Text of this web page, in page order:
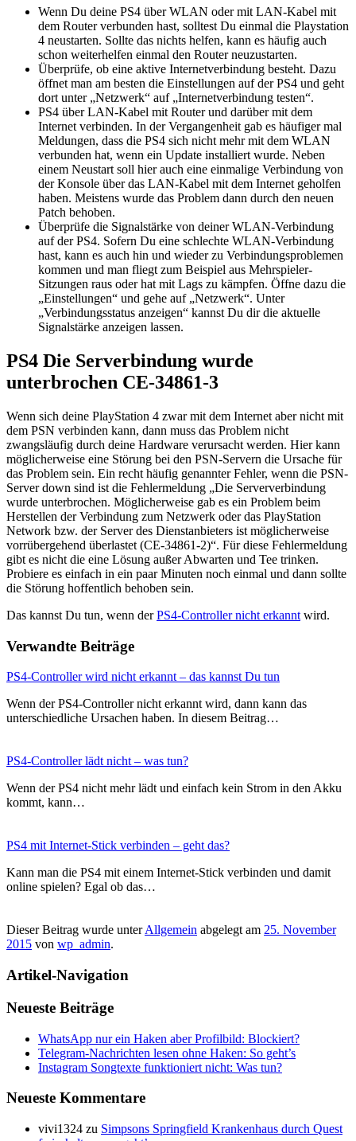
Wenn Du deine PS4 über WLAN oder mit LAN-Kabel mit
dem Router verbunden hast, solltest Du einmal die Playstation
4 neustarten. Sollte das nichts helfen, kann es häufig auch
schon weiterhelfen einmal den Router neuzustarten.
Überprüfe, ob eine aktive Internetverbindung besteht. Dazu
öffnet man am besten die Einstellungen auf der PS4 und geht
dort unter „Netzwerk“ auf „Internetverbindung testen“.
PS4 über LAN-Kabel mit Router und darüber mit dem
Internet verbinden. In der Vergangenheit gab es häufiger mal
Meldungen, dass die PS4 sich nicht mehr mit dem WLAN
verbunden hat, wenn ein Update installiert wurde. Neben
einem Neustart soll hier auch eine einmalige Verbindung von
der Konsole über das LAN-Kabel mit dem Internet geholfen
haben. Meistens wurde das Problem dann durch den neuen
Patch behoben.
Überprüfe die Signalstärke von deiner WLAN-Verbindung
auf der PS4. Sofern Du eine schlechte WLAN-Verbindung
hast, kann es auch hin und wieder zu Verbindungsproblemen
kommen und man fliegt zum Beispiel aus Mehrspieler-
Sitzungen raus oder hat mit Lags zu kämpfen. Öffne dazu die
„Einstellungen“ und gehe auf „Netzwerk“. Unter
„Verbindungsstatus anzeigen“ kannst Du dir die aktuelle
Signalstärke anzeigen lassen.
PS4 Die Serverbindung wurde
unterbrochen CE-34861-3
Wenn sich deine PlayStation 4 zwar mit dem Internet aber nicht mit
dem PSN verbinden kann, dann muss das Problem nicht
zwangsläufig durch deine Hardware verursacht werden. Hier kann
möglicherweise eine Störung bei den PSN-Servern die Ursache für
das Problem sein. Ein recht häufig genannter Fehler, wenn die PSN-
Server down sind ist die Fehlermeldung „Die Serververbindung
wurde unterbrochen. Möglicherweise gab es ein Problem beim
Herstellen der Verbindung zum Netzwerk oder das PlayStation
Network bzw. der Server des Dienstanbieters ist möglicherweise
vorrübergehend überlastet (CE-34861-2)“. Für diese Fehlermeldung
gibt es nicht die eine Lösung außer Abwarten und Tee trinken.
Probiere es einfach in ein paar Minuten noch einmal und dann sollte
die Störung hoffentlich behoben sein.
Das kannst Du tun, wenn derPS4-Controller nicht erkannt wird.
Verwandte Beiträge
PS4-Controller wird nicht erkannt – das kannst Du tun
Wenn der PS4-Controller nicht erkannt wird, dann kann das
unterschiedliche Ursachen haben. In diesem Beitrag…
PS4-Controller lädt nicht – was tun?
Wenn der PS4 nicht mehr lädt und einfach kein Strom in den Akku
kommt, kann…
PS4 mit Internet-Stick verbinden – geht das?
Kann man die PS4 mit einem Internet-Stick verbinden und damit
online spielen? Egal ob das…
Dieser Beitrag wurde unterAllgemein abgelegt am 25. November
2015 von wp_admin.
Artikel-Navigation
Neueste Beiträge
WhatsApp nur ein Haken aber Profilbild: Blockiert?
Telegram-Nachrichten lesen ohne Haken: So geht’s
Instagram Songtexte funktioniert nicht: Was tun?
Neueste Kommentare
vivi1324 zu Simpsons Springfield Krankenhaus durch Quest